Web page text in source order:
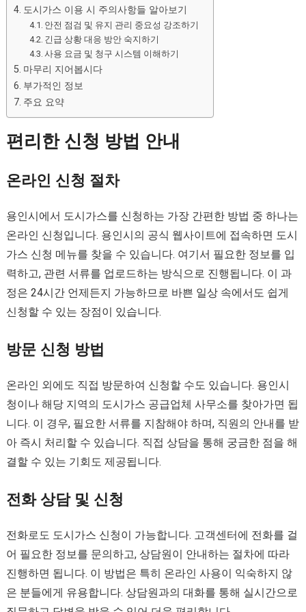
도시가스 이용 시 주의사항들 알아보기
안전 점검 및 유지 관리 중요성 강조하기
긴급 상황 대응 방안 숙지하기
사용 요금 및 청구 시스템 이해하기
마무리 지어봅시다
부가적인 정보
주요 요약
편리한 신청 방법 안내
온라인 신청 절차
용인시에서 도시가스를 신청하는 가장 간편한 방법 중 하나는
온라인 신청입니다. 용인시의 공식 웹사이트에 접속하면 도시
가스 신청 메뉴를 찾을 수 있습니다. 여기서 필요한 정보를 입
력하고, 관련 서류를 업로드하는 방식으로 진행됩니다. 이 과
정은 24시간 언제든지 가능하므로 바쁜 일상 속에서도 쉽게
신청할 수 있는 장점이 있습니다.
방문 신청 방법
온라인 외에도 직접 방문하여 신청할 수도 있습니다. 용인시
청이나 해당 지역의 도시가스 공급업체 사무소를 찾아가면 됩
니다. 이 경우, 필요한 서류를 지참해야 하며, 직원의 안내를 받
아 즉시 처리할 수 있습니다. 직접 상담을 통해 궁금한 점을 해
결할 수 있는 기회도 제공됩니다.
전화 상담 및 신청
전화로도 도시가스 신청이 가능합니다. 고객센터에 전화를 걸
어 필요한 정보를 문의하고, 상담원이 안내하는 절차에 따라
진행하면 됩니다. 이 방법은 특히 온라인 사용이 익숙하지 않
은 분들에게 유용합니다. 상담원과의 대화를 통해 실시간으로